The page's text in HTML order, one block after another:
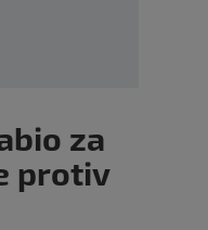
za
protiv